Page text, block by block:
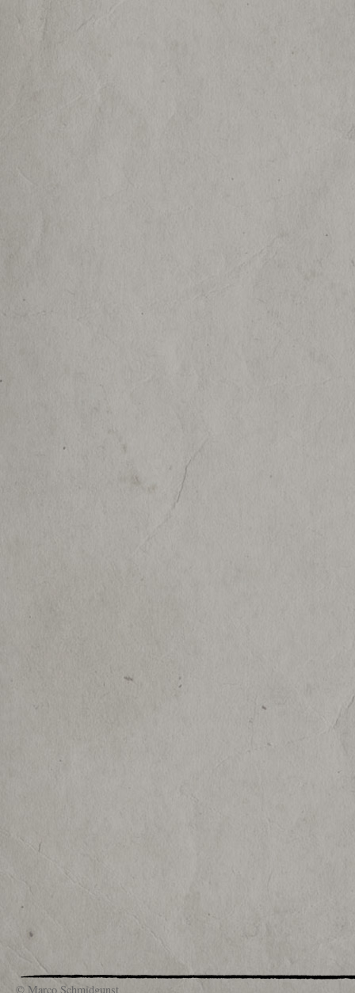
© Marco Schmidgunst